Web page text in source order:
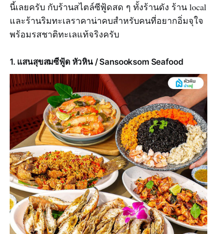
นี้เลยครับ กับร้านสไตล์ซีฟู้ดสด ๆ ทั้งร้านดัง ร้าน local
และร้านริมทะเลราคาน่าคบสำหรับคนที่อยากอิ่มจุใจ
พร้อมรสชาติทะเลแท้จริงครับ
1. แสนสุขสมซีฟู้ด หัวหิน / Sansooksom Seafood